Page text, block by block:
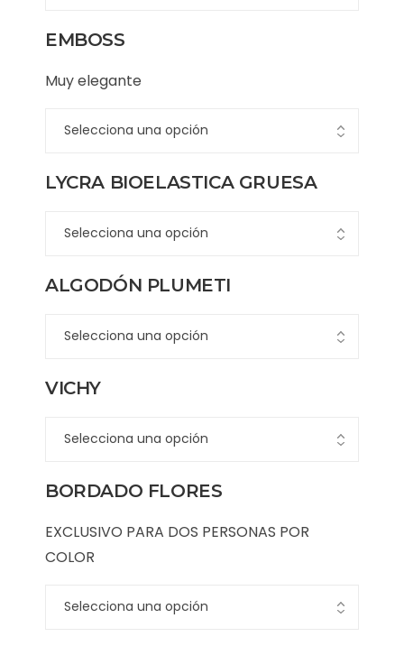
EMBOSS
Muy elegante
LYCRA BIOELASTICA GRUESA
ALGODÓN PLUMETI
VICHY
BORDADO FLORES
EXCLUSIVO PARA DOS PERSONAS POR
COLOR